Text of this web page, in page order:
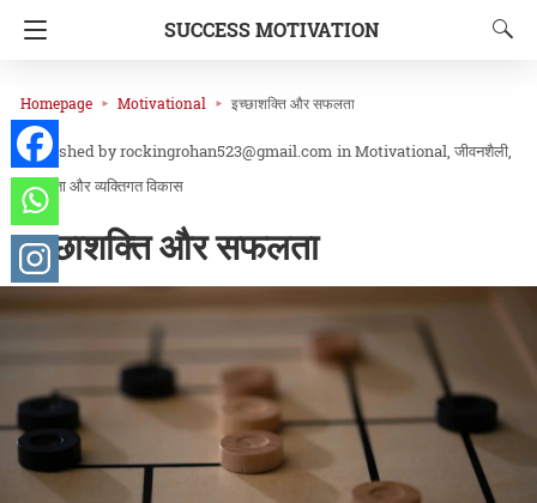
SUCCESS MOTIVATION
Homepage Motivational इच्छाशक्ति और सफलता
rockingrohan523@gmail.com inMotivational जीवनशैली
सफलता और व्यक्तिगत विकास
इच्छाशक्ति और सफलता